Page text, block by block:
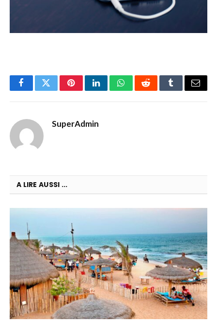
FacebookTwitterPinterestLinkedInWhatsAppRedditTumblrEmail
SuperAdmin
A LIRE AUSSI ...